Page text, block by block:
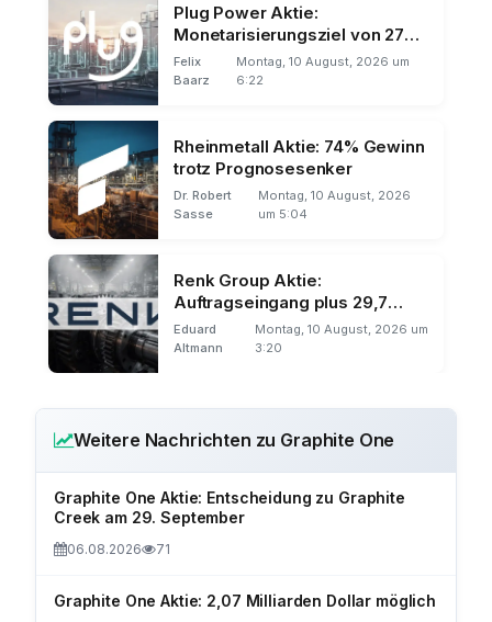
Plug Power Aktie:
Monetarisierungsziel von 275
Millionen Dollar
Felix
Baarz
Montag, 10 August, 2026 um
6:22
Rheinmetall Aktie: 74% Gewinn
trotz Prognosesenker
Dr. Robert
Sasse
Montag, 10 August, 2026
um 5:04
Renk Group Aktie:
Auftragseingang plus 29,7
Prozent
Eduard
Altmann
Montag, 10 August, 2026 um
3:20
Weitere Nachrichten zu Graphite One
Graphite One Aktie: Entscheidung zu Graphite
Creek am 29. September
06.08.2026 71
Graphite One Aktie: 2,07 Milliarden Dollar möglich